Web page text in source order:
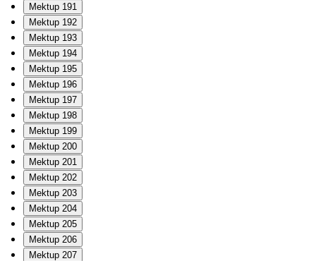
Mektup 191
Mektup 192
Mektup 193
Mektup 194
Mektup 195
Mektup 196
Mektup 197
Mektup 198
Mektup 199
Mektup 200
Mektup 201
Mektup 202
Mektup 203
Mektup 204
Mektup 205
Mektup 206
Mektup 207